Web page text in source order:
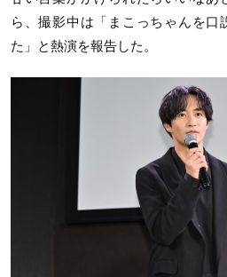
ら、撮影中は「まこっちゃんを口
た」と熱演を報告した。